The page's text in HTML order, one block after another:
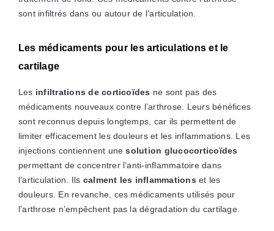
sont infiltrés dans ou autour de l’articulation.
Les médicaments pour les articulations et le
cartilage
Les infiltrations de corticoïdes ne sont pas des
médicaments nouveaux contre l’arthrose. Leurs bénéfices
sont reconnus depuis longtemps, car ils permettent de
limiter efficacement les douleurs et les inflammations. Les
injections contiennent une solution glucocorticoïdes
permettant de concentrer l’anti-inflammatoire dans
l’articulation. Ils calment les inflammations et les
douleurs. En revanche, ces médicaments utilisés pour
l’arthrose n’empêchent pas la dégradation du cartilage.